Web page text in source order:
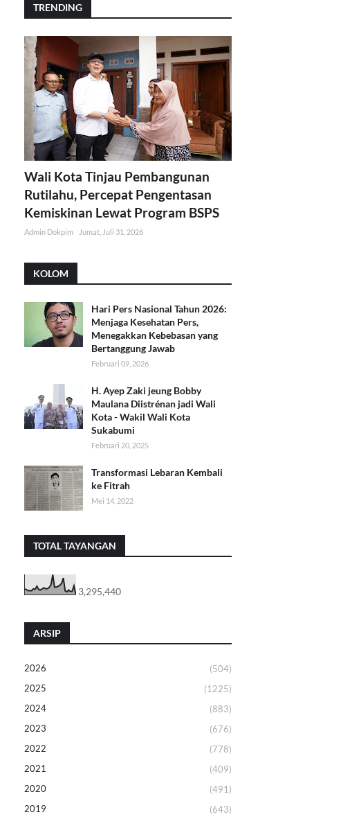
TRENDING
Wali Kota Tinjau Pembangunan
Rutilahu, Percepat Pengentasan
Kemiskinan Lewat Program BSPS
Admin Dokpim Jumat, Juli 31, 2026
KOLOM
Hari Pers Nasional Tahun 2026:
Menjaga Kesehatan Pers,
Menegakkan Kebebasan yang
Bertanggung Jawab
Februari 09, 2026
H. Ayep Zaki jeung Bobby
Maulana Diistrénan jadi Wali
Kota - Wakil Wali Kota
Sukabumi
Februari 20, 2025
Transformasi Lebaran Kembali
ke Fitrah
Mei 14, 2022
TOTAL TAYANGAN
3,295,440
ARSIP
2026
(504)
2025
(1225)
2024
(883)
2023
(676)
2022
(778)
2021
(409)
2020
(491)
2019
(643)